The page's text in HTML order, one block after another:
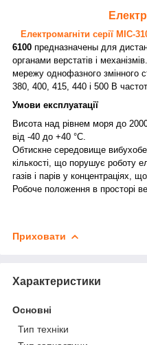
Електромагніти серії МІС-
6100 предназначены для
органами верстатів і
мережу однофазного змінного
380, 400, 415, 440 і 500 В
Умови експлуатації
Висота над рівнем моря до
від -40 до +40 °C.
Обтискне середовище
кількості, що порушує роботу
газів і парів у концентраціях,
Робоче положення в просторі
Приховати
Характеристики
Основні
Тип техніки